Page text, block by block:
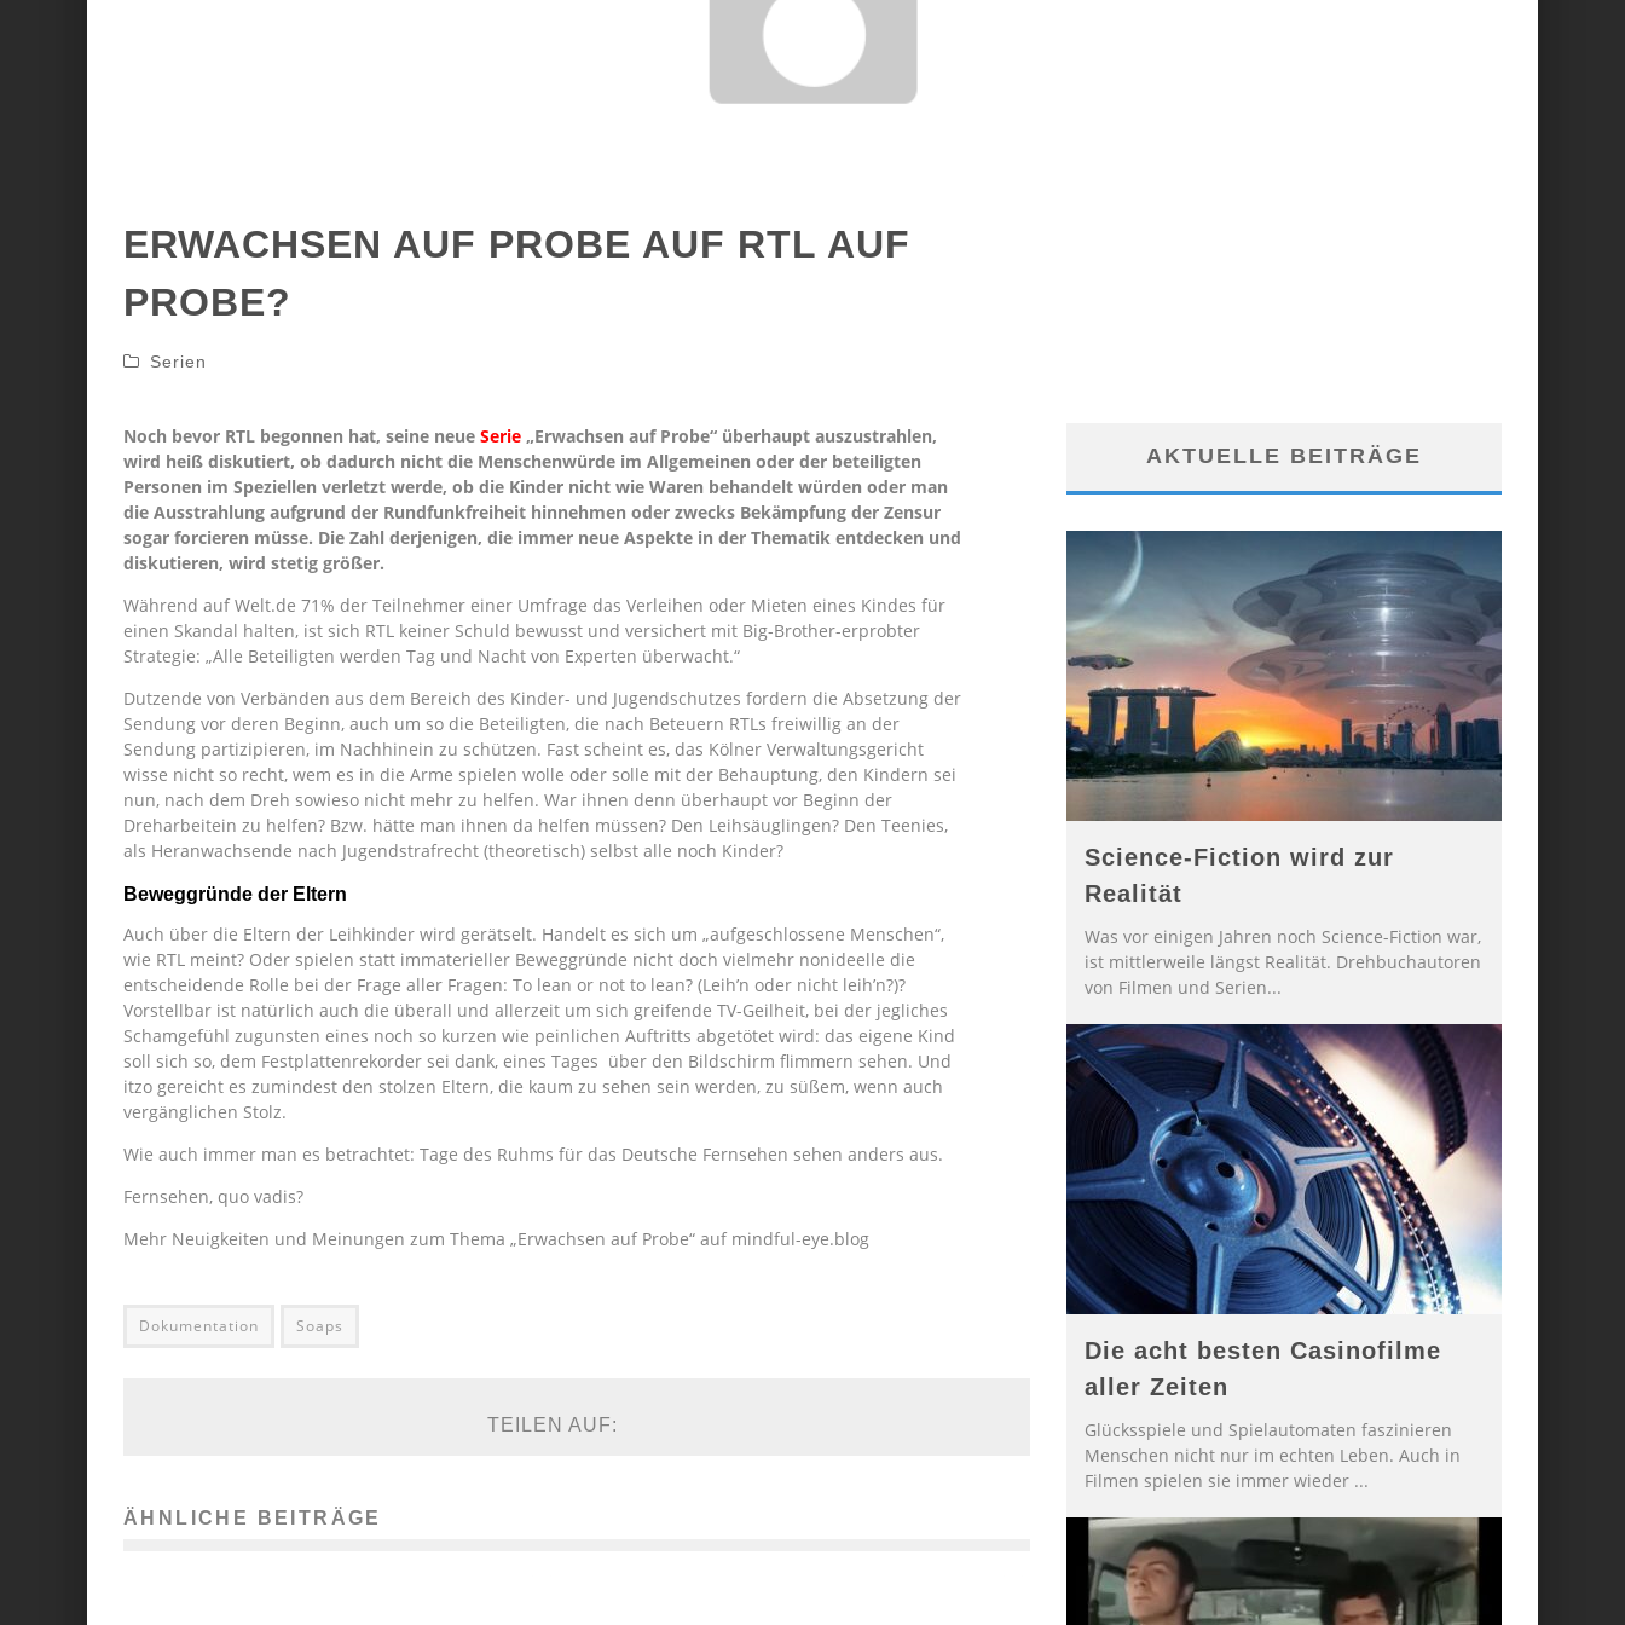
ERWACHSEN AUF PROBE AUF RTL AUF
PROBE?
Serien
Noch bevor RTL begonnen hat, seine neue Serie „Erwachsen auf Probe“ überhaupt auszustrahlen,
wird heiß diskutiert, ob dadurch nicht die Menschenwürde im Allgemeinen oder der beteiligten
Personen im Speziellen verletzt werde, ob die Kinder nicht wie Waren behandelt würden oder man
die Ausstrahlung aufgrund der Rundfunkfreiheit hinnehmen oder zwecks Bekämpfung der Zensur
sogar forcieren müsse. Die Zahl derjenigen, die immer neue Aspekte in der Thematik entdecken und
diskutieren, wird stetig größer.
Während auf Welt.de 71% der Teilnehmer einer Umfrage das Verleihen oder Mieten eines Kindes für
einen Skandal halten, ist sich RTL keiner Schuld bewusst und versichert mit Big-Brother-erprobter
Strategie: „Alle Beteiligten werden Tag und Nacht von Experten überwacht.“
Dutzende von Verbänden aus dem Bereich des Kinder- und Jugendschutzes fordern die Absetzung der
Sendung vor deren Beginn, auch um so die Beteiligten, die nach Beteuern RTLs freiwillig an der
Sendung partizipieren, im Nachhinein zu schützen. Fast scheint es, das Kölner Verwaltungsgericht
wisse nicht so recht, wem es in die Arme spielen wolle oder solle mit der Behauptung, den Kindern sei
nun, nach dem Dreh sowieso nicht mehr zu helfen. War ihnen denn überhaupt vor Beginn der
Dreharbeitein zu helfen? Bzw. hätte man ihnen da helfen müssen? Den Leihsäuglingen? Den Teenies,
als Heranwachsende nach Jugendstrafrecht (theoretisch) selbst alle noch Kinder?
Beweggründe der Eltern
Auch über die Eltern der Leihkinder wird gerätselt. Handelt es sich um „aufgeschlossene Menschen“,
wie RTL meint? Oder spielen statt immaterieller Beweggründe nicht doch vielmehr nonideelle die
entscheidende Rolle bei der Frage aller Fragen: To lean or not to lean? (Leih’n oder nicht leih’n?)?
Vorstellbar ist natürlich auch die überall und allerzeit um sich greifende TV-Geilheit, bei der jegliches
Schamgefühl zugunsten eines noch so kurzen wie peinlichen Auftritts abgetötet wird: das eigene Kind
soll sich so, dem Festplattenrekorder sei dank, eines Tages über den Bildschirm flimmern sehen. Und
itzo gereicht es zumindest den stolzen Eltern, die kaum zu sehen sein werden, zu süßem, wenn auch
vergänglichen Stolz.
Wie auch immer man es betrachtet: Tage des Ruhms für das Deutsche Fernsehen sehen anders aus.
Fernsehen, quo vadis?
Mehr Neuigkeiten und Meinungen zum Thema „Erwachsen auf Probe“ auf mindful-eye.blog
Dokumentation Soaps
TEILEN AUF:
ÄHNLICHE BEITRÄGE
AKTUELLE BEITRÄGE
Science-Fiction wird zur
Realität
Was vor einigen Jahren noch Science-Fiction war,
ist mittlerweile längst Realität. Drehbuchautoren
von Filmen und Serien...
Die acht besten Casinofilme
aller Zeiten
Glücksspiele und Spielautomaten faszinieren
Menschen nicht nur im echten Leben. Auch in
Filmen spielen sie immer wieder ...